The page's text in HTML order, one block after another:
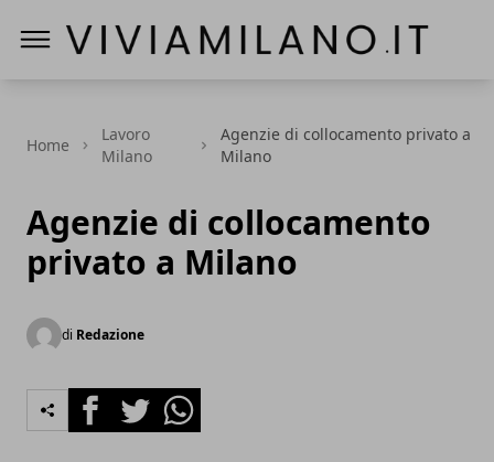
Home
Lavoro
Milano
Agenzie di collocamento privato a
Milano
Agenzie di collocamento
privato a Milano
di Redazione
FacebookTwitterWhatsapp